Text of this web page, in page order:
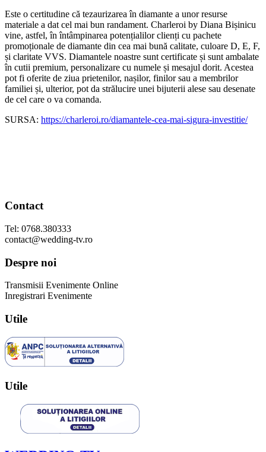
Este o certitudine că tezaurizarea în diamante a unor resurse
materiale a dat cel mai bun randament. Charleroi by Diana Bișinicu
vine, astfel, în întâmpinarea potențialilor clienți cu pachete
promoționale de diamante din cea mai bună calitate, culoare D, E, F,
și claritate VVS. Diamantele noastre sunt certificate și sunt ambalate
în cutii premium, personalizare cu numele și mesajul dorit. Acestea
pot fi oferite de ziua prietenilor, nașilor, finilor sau a membrilor
familiei și, ulterior, pot da strălucire unei bijuterii alese sau desenate
de cel care o va comanda.
SURSA: https://charleroi.ro/diamantele-cea-mai-sigura-investitie/
Contact
Tel: 0768.380333
contact@wedding-tv.ro
Despre noi
Transmisii Evenimente Online
Inregistrari Evenimente
Utile
Utile